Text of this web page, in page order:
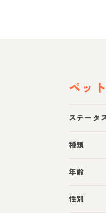
ペッ
ステータ
種類
年齢
性別